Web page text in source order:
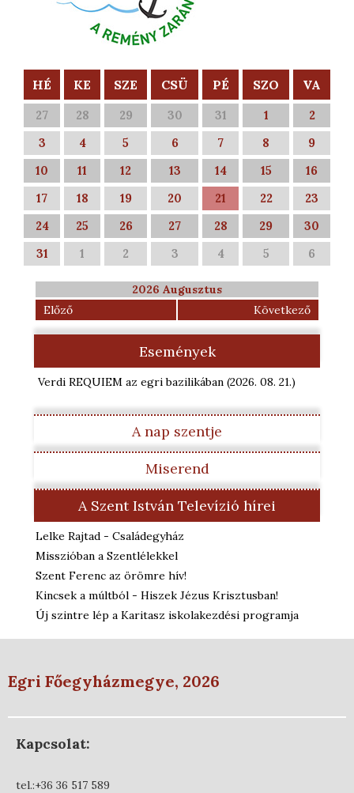
HÉ KE SZE CSÜ PÉ SZO VA
27 28 29 30 31 1
2
3
4 5 6 7 8
9
10
11 12 13 14 15
16
17
18 19 20 21 22
23
24
25 26 27 28 29
30
31
1 2 3 4 5 6
2026 Augusztus
Előző
Következő
Események
Verdi REQUIEM az egri bazilikában (2026. 08. 21.)
A nap szentje
Miserend
A Szent István Televízió hírei
Lelke Rajtad - Családegyház
Misszióban a Szentlélekkel
Szent Ferenc az örömre hív!
Kincsek a múltból - Hiszek Jézus Krisztusban!
Új szintre lép a Karitasz iskolakezdési programja
Egri Főegyházmegye, 2026
Kapcsolat:
tel.:+36 36 517 589